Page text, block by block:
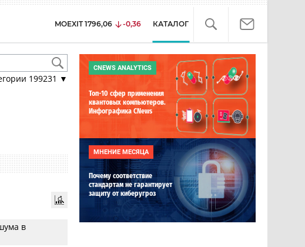
MOEXIT 1796,06 -0,36 КАТАЛОГ
199231 ▼
в
CNEWS ANALYTICS
Топ-10 сфер применения
квантовых компьютеров.
Инфографика CNews
МНЕНИЕ МЕСЯЦА
Почему соответствие
стандартам не гарантирует
защиту от киберугроз